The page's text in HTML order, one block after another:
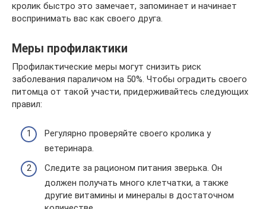
кролик быстро это замечает, запоминает и начинает
воспринимать вас как своего друга.
Меры профилактики
Профилактические меры могут снизить риск
заболевания параличом на 50%. Чтобы оградить своего
питомца от такой участи, придерживайтесь следующих
правил:
Регулярно проверяйте своего кролика у
ветеринара.
Следите за рационом питания зверька. Он
должен получать много клетчатки, а также
другие витамины и минералы в достаточном